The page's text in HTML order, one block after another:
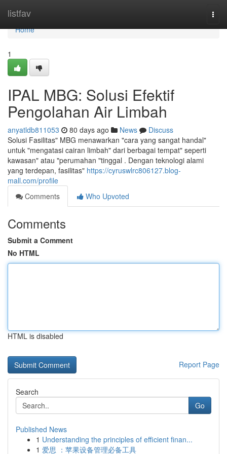
listfav
Home
Home
1
IPAL MBG: Solusi Efektif
Pengolahan Air Limbah
anyatldb811053 80 days ago News
Discuss
Solusi Fasilitas" MBG menawarkan "cara yang sangat handal"
untuk "mengatasi cairan limbah" dari berbagai tempat" seperti
kawasan" atau "perumahan "tinggal . Dengan teknologi alami
yang terdepan, fasilitas" https://cyruswlrc806127.blog-
mall.com/profile
Comments
Who Upvoted
Comments
Submit a Comment
No HTML
HTML is disabled
Report Page
Search
Go
Published News
1 Understanding the principles of efficient finan...
1 爱思 ：苹果设备管理必备工具